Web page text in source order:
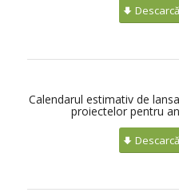
Calendarul estimativ de
proiectelor pentru